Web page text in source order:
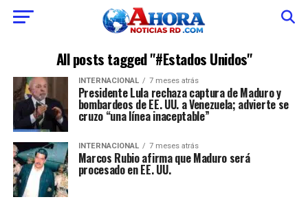
All posts tagged "#Estados Unidos"
INTERNACIONAL 7 meses atrás
Presidente Lula rechaza captura de Maduro y
bombardeos de EE. UU. a Venezuela; advierte se
cruzo “una línea inaceptable”
INTERNACIONAL 7 meses atrás
Marcos Rubio afirma que Maduro será
procesado en EE. UU.